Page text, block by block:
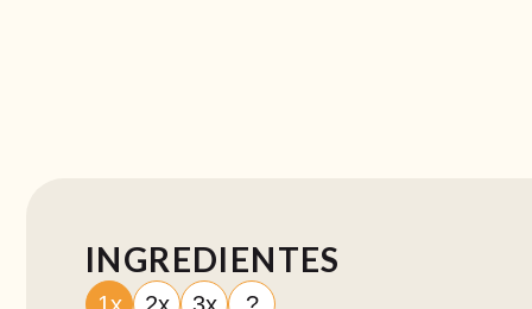
INGREDIENTES